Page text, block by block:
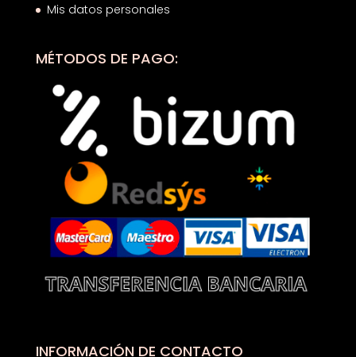
Mis datos personales
MÉTODOS DE PAGO:
INFORMACIÓN DE CONTACTO